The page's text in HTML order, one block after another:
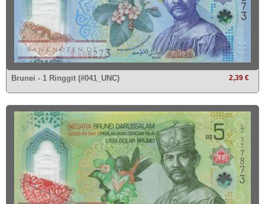
2,39 €
Brunei - 1 Ringgit (#041_UNC)